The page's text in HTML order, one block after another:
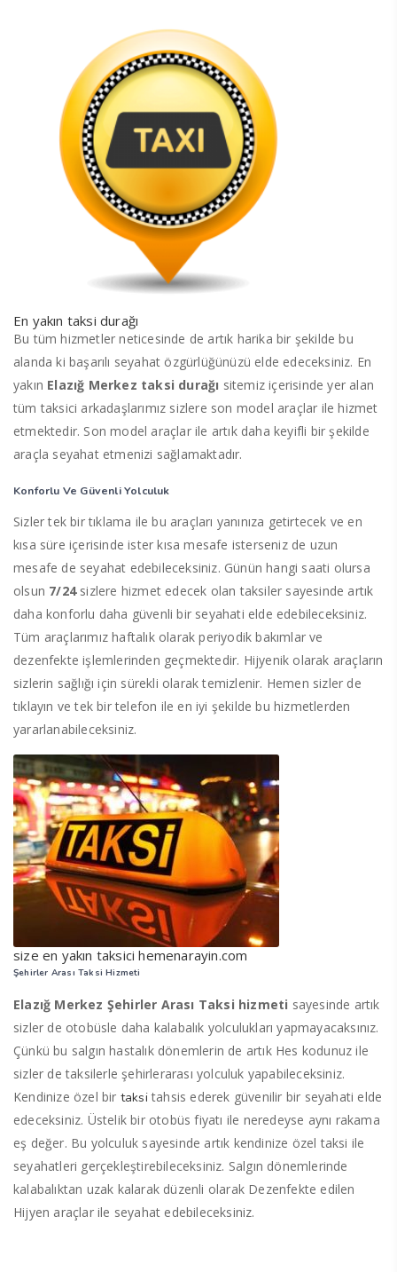
En yakın taksi durağı
Bu tüm hizmetler neticesinde de artık harika bir şekilde bu
alanda ki başarılı seyahat özgürlüğünüzü elde edeceksiniz. En
yakın Elazığ Merkez taksi durağı sitemiz içerisinde yer alan
tüm taksici arkadaşlarımız sizlere son model araçlar ile hizmet
etmektedir. Son model araçlar ile artık daha keyifli bir şekilde
araçla seyahat etmenizi sağlamaktadır.
Konforlu Ve Güvenli Yolculuk
Sizler tek bir tıklama ile bu araçları yanınıza getirtecek ve en
kısa süre içerisinde ister kısa mesafe isterseniz de uzun
mesafe de seyahat edebileceksiniz. Günün hangi saati olursa
olsun 7/24sizlere hizmet edecek olan taksiler sayesinde artık
daha konforlu daha güvenli bir seyahati elde edebileceksiniz.
Tüm araçlarımız haftalık olarak periyodik bakımlar ve
dezenfekte işlemlerinden geçmektedir. Hijyenik olarak araçların
sizlerin sağlığı için sürekli olarak temizlenir. Hemen sizler de
tıklayın ve tek bir telefon ile en iyi şekilde bu hizmetlerden
yararlanabileceksiniz.
size en yakın taksici hemenarayin.com
Şehirler Arası Taksi Hizmeti
Elazığ Merkez Şehirler Arası Taksi hizmeti sayesinde artık
sizler de otobüsle daha kalabalık yolculukları yapmayacaksınız.
Çünkü bu salgın hastalık dönemlerin de artık Hes kodunuz ile
sizler de taksilerle şehirlerarası yolculuk yapabileceksiniz.
Kendinize özel bir taksitahsis ederek güvenilir bir seyahati elde
edeceksiniz. Üstelik bir otobüs fiyatı ile neredeyse aynı rakama
eş değer. Bu yolculuk sayesinde artık kendinize özel taksi ile
seyahatleri gerçekleştirebileceksiniz. Salgın dönemlerinde
kalabalıktan uzak kalarak düzenli olarak Dezenfekte edilen
Hijyen araçlar ile seyahat edebileceksiniz.